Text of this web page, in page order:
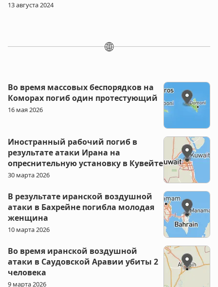
13 августа 2024
🌐
Во время массовых беспорядков на
Коморах погиб один протестующий
16 мая 2026
Иностранный рабочий погиб в
результате атаки Ирана на
опреснительную установку в Кувейте
30 марта 2026
В результате иранской воздушной
атаки в Бахрейне погибла молодая
женщина
10 марта 2026
Во время иранской воздушной
атаки в Саудовской Аравии убиты 2
человека
9 марта 2026